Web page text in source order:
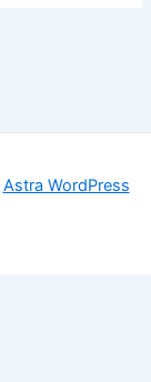
Astra WordPress